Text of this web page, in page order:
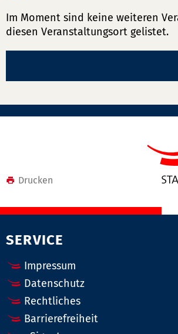
Im Moment sind keine weiteren
diesen Veranstaltungsort gelistet.
Drucken
SERVICE
Impressum
Datenschutz
Rechtliches
Barrierefreiheit